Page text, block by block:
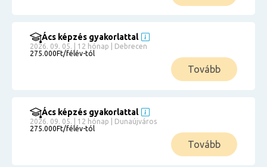
Ács képzés gyakorlattal
2026. 09. 05. | 12 hónap | Debrecen
275.000Ft/félév-tól
Tovább
Ács képzés gyakorlattal
2026. 09. 05. | 12 hónap | Dunaújváros
275.000Ft/félév-tól
Tovább